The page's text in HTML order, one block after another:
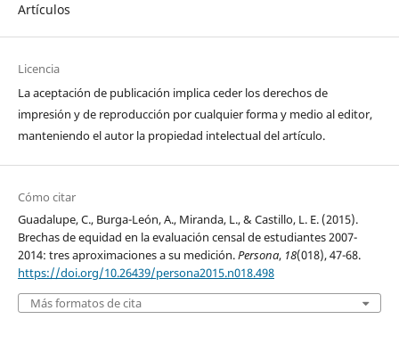
Artículos
Licencia
La aceptación de publicación implica ceder los derechos de
impresión y de reproducción por cualquier forma y medio al editor,
manteniendo el autor la propiedad intelectual del artículo.
Cómo citar
Guadalupe, C., Burga-León, A., Miranda, L., & Castillo, L. E. (2015).
Brechas de equidad en la evaluación censal de estudiantes 2007-
2014: tres aproximaciones a su medición.Persona, 18(018), 47-68.
https://doi.org/10.26439/persona2015.n018.498
Más formatos de cita